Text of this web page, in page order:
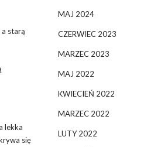
starą
lekka
się
MAJ 2024
CZERWIEC 2023
MARZEC 2023
MAJ 2022
KWIECIEŃ 2022
MARZEC 2022
LUTY 2022